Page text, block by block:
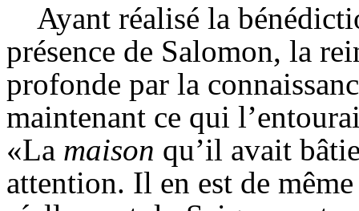
Ayant réalisé la
présence de Salomon, la
profonde par la
maintenant ce qui
«La maison qu’il avait
attention. Il en est de